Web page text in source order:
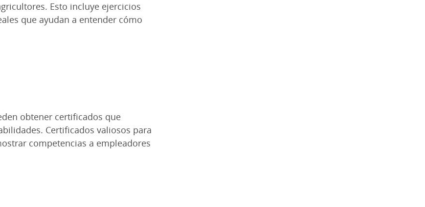
Esto incluye ejercicios
que ayudan a entender cómo
obtener certificados que
Certificados valiosos para
competencias a empleadores